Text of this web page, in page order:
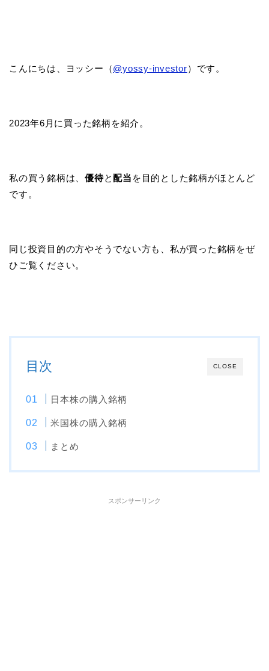
こんにちは、ヨッシー（@yossy-investor）です。
2023年6月に買った銘柄を紹介。
私の買う銘柄は、優待と配当 を目的とした銘柄がほとんど
です。
同じ投資目的の方やそうでない方も、私が買った銘柄をぜ
ひご覧ください。
CLOSE
目次
日本株の購入銘柄
米国株の購入銘柄
まとめ
スポンサーリンク